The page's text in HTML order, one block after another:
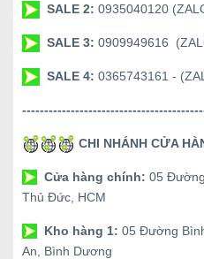
SALE 2: 0935040120
SALE 3: 0909949616
SALE 4: 0365743161 -
CHI NHÁNH CỬA
Cửa hàng chính: 05
Thủ Đức, HCM
Kho hàng 1: 05 Đường
An, Bình Dương